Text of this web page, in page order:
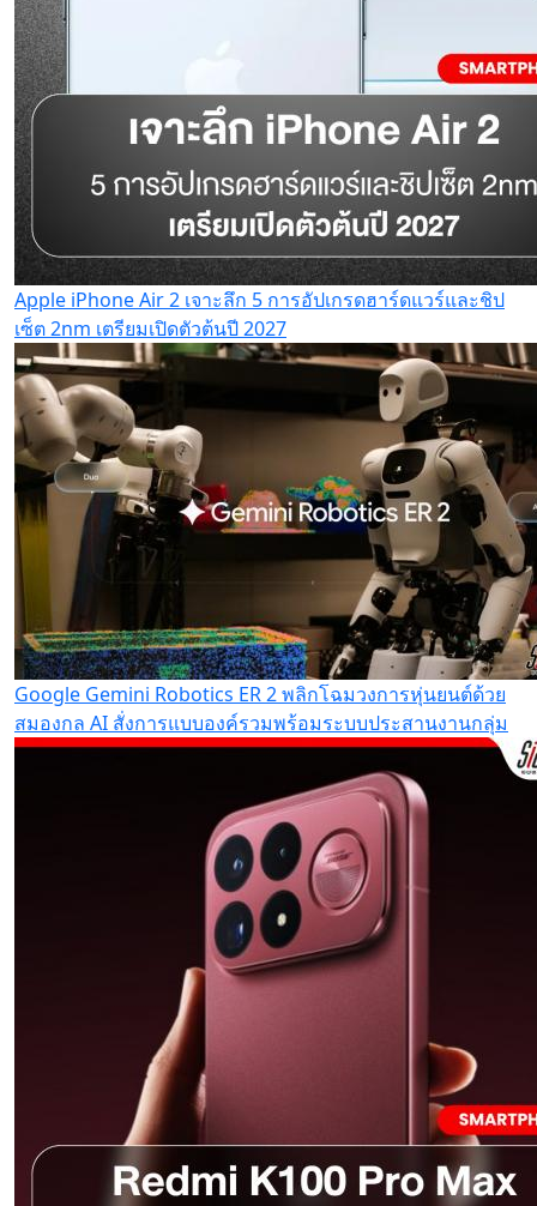
Apple iPhone Air 2 เจาะลึก 5 การอัปเกรดฮาร์ดแวร์และชิป
เซ็ต 2nm เตรียมเปิดตัวต้นปี 2027
Google Gemini Robotics ER 2 พลิกโฉมวงการหุ่นยนต์ด้วย
สมองกล AI สั่งการแบบองค์รวมพร้อมระบบประสานงานกลุ่ม